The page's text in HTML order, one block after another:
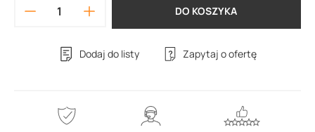
DO KOSZYKA
Dodaj do listy Zapytaj o ofertę